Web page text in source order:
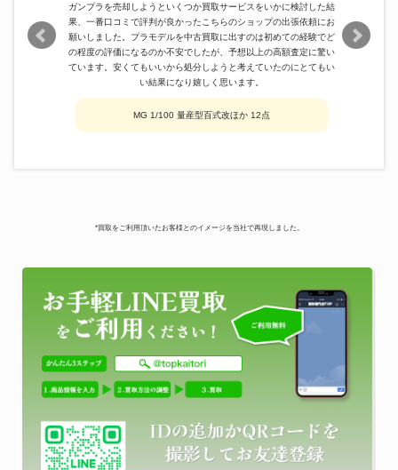
ガンプラを売却しようといくつか買取サービスをいかに検討した結
果、一番口コミで評判が良かったこちらのショップの出張依頼にお
願いしました。プラモデルを中古買取に出すのは初めての経験でど
の程度の評価になるのか不安でしたが、予想以上の高額査定に驚い
ています。安くてもいいから処分しようと考えていたのにとてもい
い結果になり嬉しく思います。
MG 1/100 量産型百式改ほか 12点
*買取をご利用頂いたお客様とのイメージを当社で再現しました。